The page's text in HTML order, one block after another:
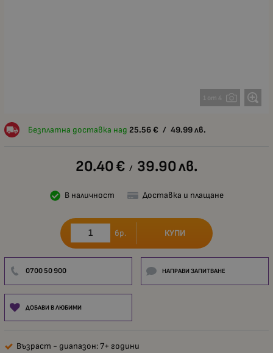
1 от 4
Безплатна доставка над 25.56 € / 49.99 лв.
20.40 € / 39.90лв.
В наличност Доставка и плащане
бр. КУПИ
0700 50 900 НАПРАВИ ЗАПИТВАНЕ
ДОБАВИ В ЛЮБИМИ
Възраст - диапазон: 7+ години